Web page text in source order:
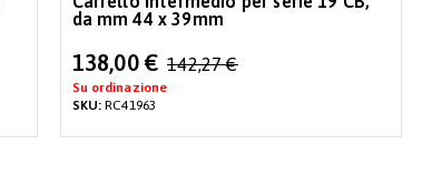
da mm 44 x 39mm
Special
Price
138,00 € 142,27 €
Su ordinazione
SKU:RC41963